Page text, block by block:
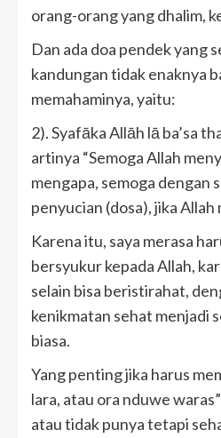
orang-orang yang dhalim,
Dan ada doa pendek yang
kandungan tidak enaknya
memahaminya, yaitu:
2). Syafāka Allāh lā ba’sa
artinya “Semoga Allah
mengapa, semoga dengan
penyucian (dosa), jika Allah
Karena itu, saya merasa
bersyukur kepada Allah,
selain bisa beristirahat,
kenikmatan sehat menjadi
biasa.
Yang penting jika harus
lara, atau ora nduwe
atau tidak punya tetapi